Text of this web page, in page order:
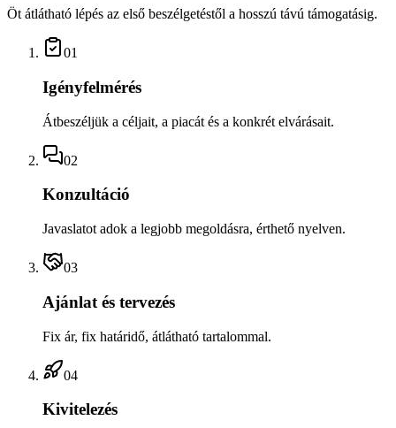
Öt átlátható lépés az első beszélgetéstől a hosszú távú támogatásig.
01
Igényfelmérés
Átbeszéljük a céljait, a piacát és a konkrét elvárásait.
02
Konzultáció
Javaslatot adok a legjobb megoldásra, érthető nyelven.
03
Ajánlat és tervezés
Fix ár, fix határidő, átlátható tartalommal.
04
Kivitelezés